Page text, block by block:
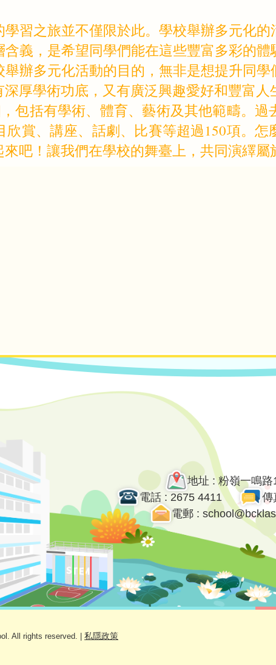
習之旅並不僅限於此。學校舉辦多元化
義，是希望同學們能在這些豐富多彩的體
辦多元化活動的目的，無非是想提升同
厚學術功底，又有廣泛興趣愛好和豐富人
包括有學術、體育、藝術及其他範疇。
賞、講座、話劇、比賽等超過150項。
吧！讓我們在學校的舞臺上，共同演繹屬
地址 : 粉嶺一鳴路
電話 : 2675 4411
傳
電郵 :
All rights reserved. | 私隱政策